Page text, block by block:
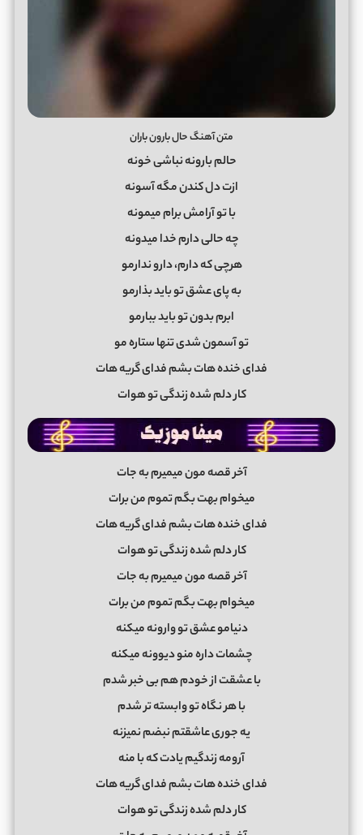
متن آهنگ حال بارون باران
حالم بارونه نباشی خونه
ازت دل کندن مگه آسونه
با تو آرامش برام میمونه
چه حالی دارم خدا میدونه
هرچی که دارم، دارو ندارمو
به پای عشق تو باید بذارمو
ابرم بدون تو باید ببارمو
تو آسمون شدی تنها ستاره مو
فدای خنده هات بشم فدای گریه هات
کار دلم شده زندگی تو هوات
آخر قصه مون میمیرم به جات
میخوام بهت بگم تموم من برات
فدای خنده هات بشم فدای گریه هات
کار دلم شده زندگی تو هوات
آخر قصه مون میمیرم به جات
میخوام بهت بگم تموم من برات
دنیامو عشق تو وارونه میکنه
چشمات داره منو دیوونه میکنه
با عشقت از خودم هم بی خبر شدم
با هر نگاه تو وابسته تر شدم
یه جوری عاشقتم نبضم نمیزنه
آرومه زندگیم یادت که با منه
فدای خنده هات بشم فدای گریه هات
کار دلم شده زندگی تو هوات